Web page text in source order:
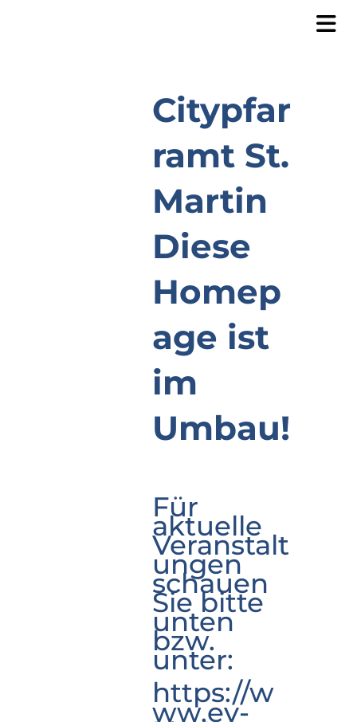
Citypfar
ramt St.
Martin
Diese
Homep
age ist
im
Umbau!
Für
aktuelle
Veranstalt
ungen
schauen
Sie bitte
unten
bzw.
unter:
https://w
ww.ev-